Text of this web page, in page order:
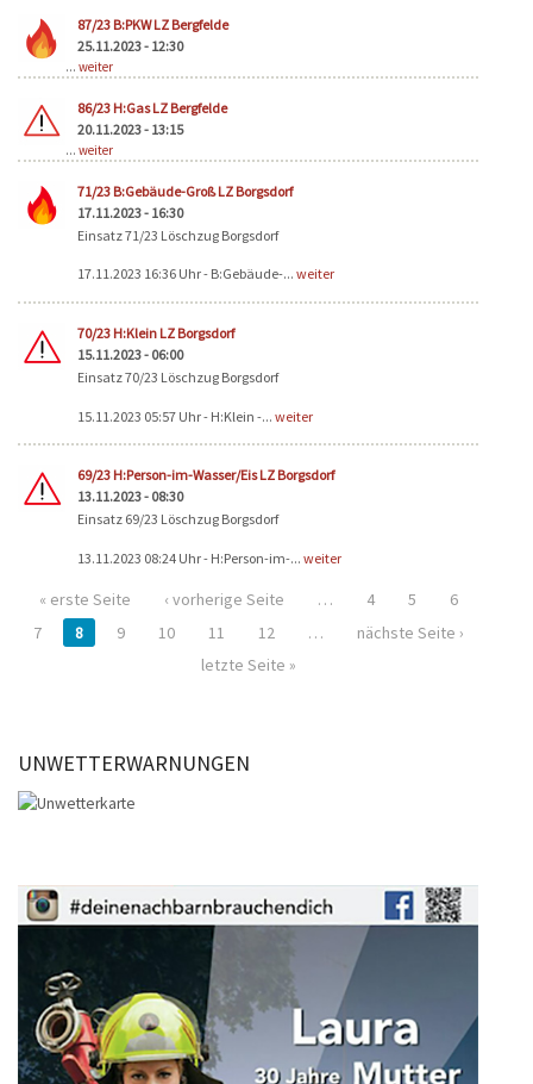
87/23 B:PKW LZ Bergfelde
25.11.2023 - 12:30
... weiter
86/23 H:Gas LZ Bergfelde
20.11.2023 - 13:15
... weiter
71/23 B:Gebäude-Groß LZ Borgsdorf
17.11.2023 - 16:30
Einsatz 71/23 Löschzug Borgsdorf
17.11.2023 16:36 Uhr - B:Gebäude-... weiter
70/23 H:Klein LZ Borgsdorf
15.11.2023 - 06:00
Einsatz 70/23 Löschzug Borgsdorf
15.11.2023 05:57 Uhr - H:Klein -... weiter
69/23 H:Person-im-Wasser/Eis LZ Borgsdorf
13.11.2023 - 08:30
Einsatz 69/23 Löschzug Borgsdorf
13.11.2023 08:24 Uhr - H:Person-im-... weiter
Seiten
« erste Seite ‹ vorherige Seite … 4 5
6
7
8 9 10 11 12 …
nächste Seite ›
letzte Seite »
UNWETTERWARNUNGEN